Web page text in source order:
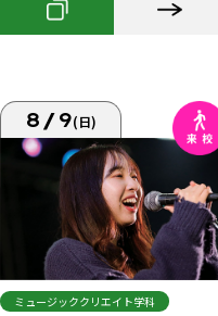
8/9(日)
ミュージッククリエイト学科